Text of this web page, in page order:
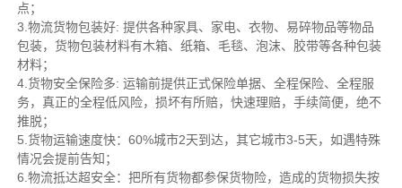
点；
3.物流货物包装好: 提供各种家具、家电、衣物、易碎物品等物品
包装，货物包装材料有木箱、纸箱、毛毯、泡沫、胶带等各种包装
材料；
4.货物安全保险多: 运输前提供正式保险单据、全程保险、全程服
务，真正的全程低风险，损坏有所赔，快速理赔，手续简便，绝不
推脱；
5.货物运输速度快：60%城市2天到达，其它城市3-5天，如遇特殊
情况会提前告知；
6.物流抵达超安全：把所有货物都参保货物险，造成的货物损失按